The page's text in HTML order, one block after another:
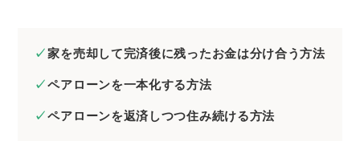
家を売却して完済後に残ったお金は分け合う方法
ペアローンを一本化する方法
ペアローンを返済しつつ住み続ける方法